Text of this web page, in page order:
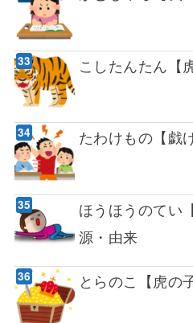
こしたんたん【
たわけもの【戯
ほうほうのてい
源・由来
とらのこ【虎の